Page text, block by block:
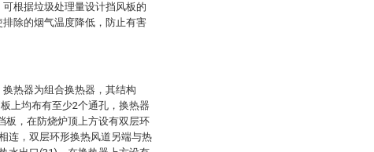
根据垃圾处理量设计挡风板的
除的烟气温度降低，防止有害
热器为组合换热器，其结构
上均布有至少2个通孔，换热器
板，在防烧炉顶上方设有双层环
连，双层环形换热风道另端与热